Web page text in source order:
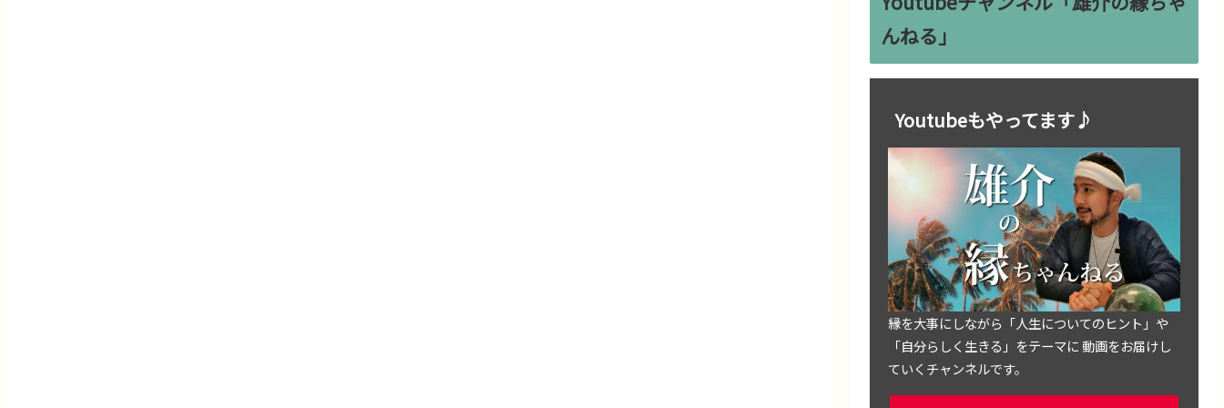
んねる」
Youtubeもやってます♪
縁を大事にしながら「人生についてのヒント」や
「自分らしく生きる」をテーマに 動画をお届けし
ていくチャンネルです。